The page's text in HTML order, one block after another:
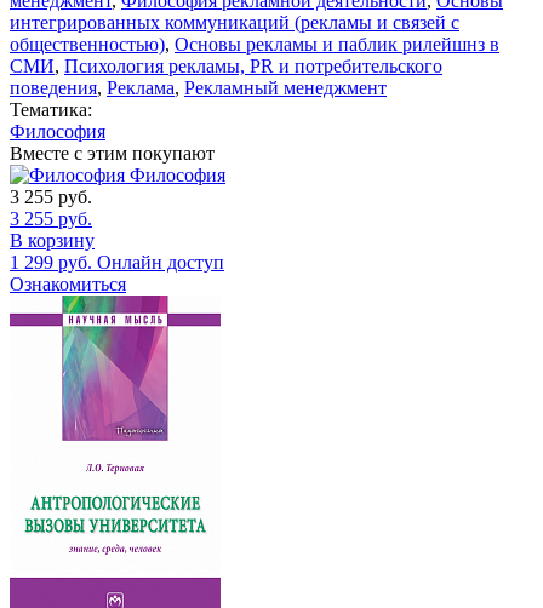
интегрированных коммуникаций (рекламы и связей с
общественностью), Основы рекламы и паблик рилейшнз в
СМИ, Психология рекламы, PR и потребительского
поведения, Реклама, Рекламный менеджмент
Тематика:
Философия
Вместе с этим покупают
Философия
3 255 руб.
3 255 руб.
В корзину
1 299 руб. Онлайн доступ
Ознакомиться